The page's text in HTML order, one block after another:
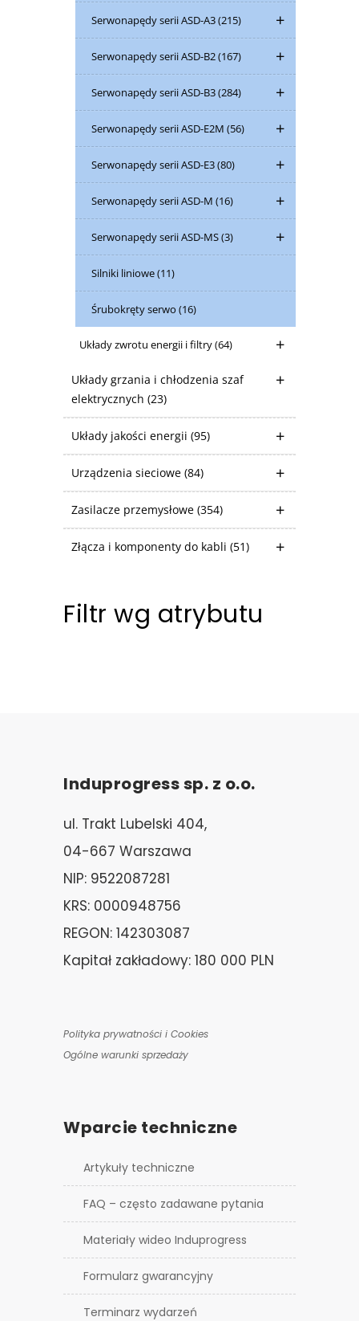
Serwonapędy serii ASD-A3(215)
Serwonapędy serii ASD-B2(167)
Serwonapędy serii ASD-B3(284)
Serwonapędy serii ASD-E2M (56)
Serwonapędy serii ASD-E3(80)
Serwonapędy serii ASD-M (16)
Serwonapędy serii ASD-MS(3)
Silniki liniowe(11)
Śrubokręty serwo (16)
Układy zwrotu energii i filtry(64)
Układy grzania i chłodzenia szaf
elektrycznych (23)
Układy jakości energii (95)
Urządzenia sieciowe (84)
Zasilacze przemysłowe (354)
Złącza i komponenty do kabli (51)
Filtr wg atrybutu
Induprogress sp. z o.o.
ul. Trakt Lubelski 404,
04-667 Warszawa
NIP: 9522087281
KRS: 0000948756
REGON: 142303087
Kapitał zakładowy: 180 000 PLN
Polityka prywatności i Cookies
Ogólne warunki sprzedaży
Wparcie techniczne
Artykuły techniczne
FAQ – często zadawane pytania
Materiały wideo Induprogress
Formularz gwarancyjny
Terminarz wydarzeń